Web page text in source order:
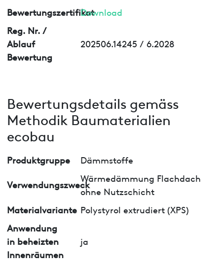
BewertungszertifikatDownload
Reg. Nr. /
Ablauf
Bewertung
202506.14245 / 6.2028
Bewertungsdetails gemäss
Methodik Baumaterialien
ecobau
Produktgruppe Dämmstoffe
Verwendungszweck
Wärmedämmung Flachdach
ohne Nutzschicht
Materialvariante Polystyrol extrudiert (XPS)
Anwendung
in beheizten
Innenräumen
ja